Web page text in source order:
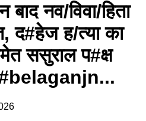
नव/विवा/हिता
द#हेज ह/त्या का
ससुराल प#क्ष